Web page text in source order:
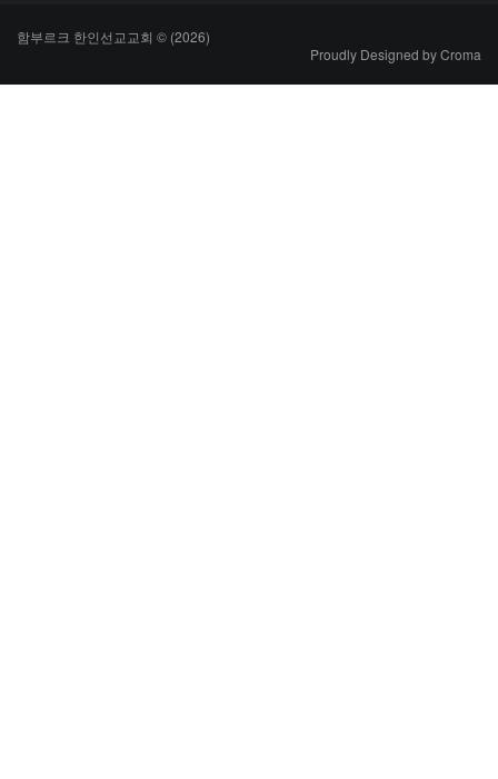
함부르크 한인선교교회 © (2026)
Proudly Designed byCroma